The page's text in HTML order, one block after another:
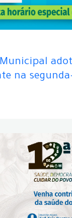
Municipal
na